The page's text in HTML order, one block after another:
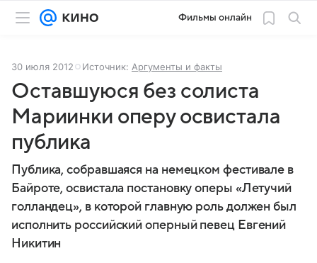
Фильмы онлайн
30 июля 2012 Источник: Аргументы и факты
Оставшуюся без солиста
Мариинки оперу освистала
публика
Публика, собравшаяся на немецком фестивале в
Байроте, освистала постановку оперы «Летучий
голландец», в которой главную роль должен был
исполнить российский оперный певец Евгений
Никитин